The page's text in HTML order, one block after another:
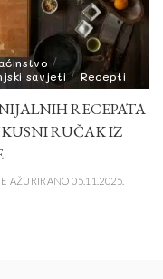
savjeti
Recepti
RECEPATA
RUČAK IZ
AŽURIRANO 05.11.2025.